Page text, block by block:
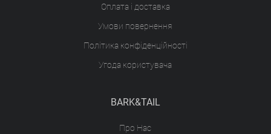
Оплата і доставка
Умови повернення
Політика конфіденційності
Угода користувача
BARK&TAIL
Про Нас